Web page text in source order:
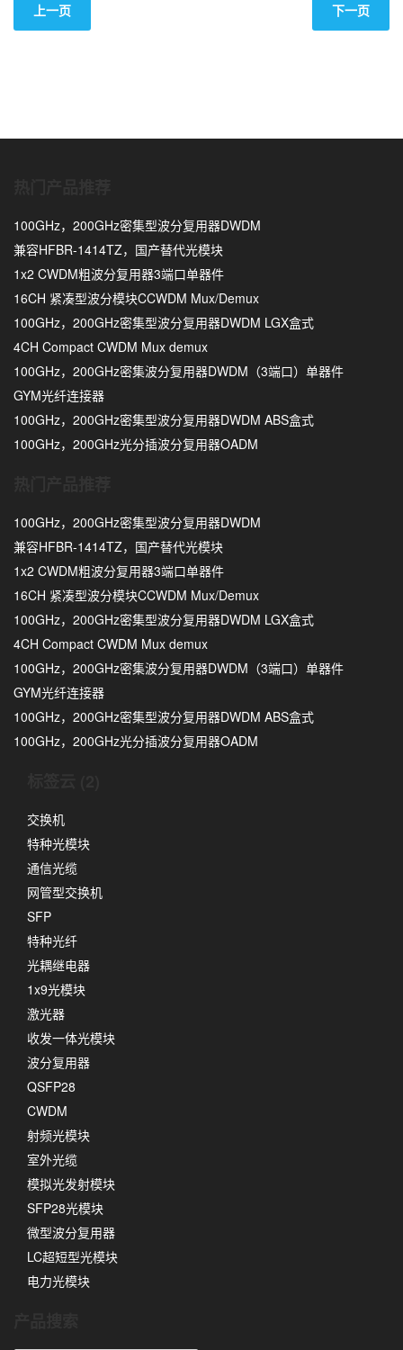
上一页 下一页
100GHz，200GHz密集型波分复用器DWDM
兼容HFBR-1414TZ，国产替代光模块
1x2 CWDM粗波分复用器3端口单器件
16CH 紧凑型波分模块CCWDM Mux/Demux
100GHz，200GHz密集型波分复用器DWDM LGX盒式
4CH Compact CWDM Mux demux
100GHz，200GHz密集波分复用器DWDM（3端口）单器件
GYM光纤连接器
100GHz，200GHz密集型波分复用器DWDM ABS盒式
100GHz，200GHz光分插波分复用器OADM
100GHz，200GHz密集型波分复用器DWDM
兼容HFBR-1414TZ，国产替代光模块
1x2 CWDM粗波分复用器3端口单器件
16CH 紧凑型波分模块CCWDM Mux/Demux
100GHz，200GHz密集型波分复用器DWDM LGX盒式
4CH Compact CWDM Mux demux
100GHz，200GHz密集波分复用器DWDM（3端口）单器件
GYM光纤连接器
100GHz，200GHz密集型波分复用器DWDM ABS盒式
100GHz，200GHz光分插波分复用器OADM
交换机
特种光模块
通信光缆
网管型交换机
SFP
特种光纤
光耦继电器
1x9光模块
激光器
收发一体光模块
波分复用器
QSFP28
CWDM
射频光模块
室外光缆
模拟光发射模块
SFP28光模块
微型波分复用器
LC超短型光模块
电力光模块